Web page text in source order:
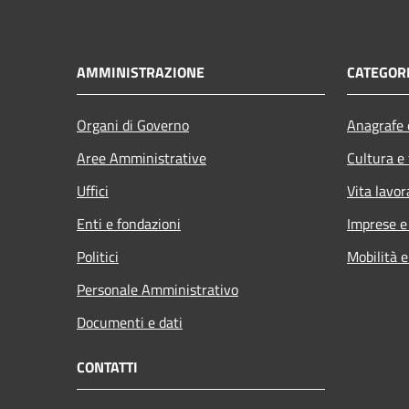
AMMINISTRAZIONE
Organi di Governo
Aree Amministrative
Uffici
Enti e fondazioni
Politici
Personale Amministrativo
Documenti e dati
Cultura
Vita
Imprese
Mobilità
CONTATTI